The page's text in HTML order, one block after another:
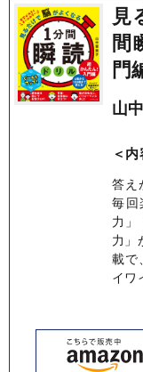
見
間
門
山
＜
答え
毎
力
力」
載で
イワ